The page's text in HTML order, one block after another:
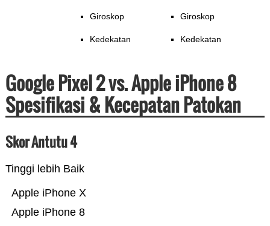
Giroskop
Kedekatan
Giroskop
Kedekatan
Google Pixel 2 vs. Apple iPhone 8
Spesifikasi & Kecepatan Patokan
Skor Antutu 4
Tinggi lebih Baik
Apple iPhone 8
Apple iPhone X